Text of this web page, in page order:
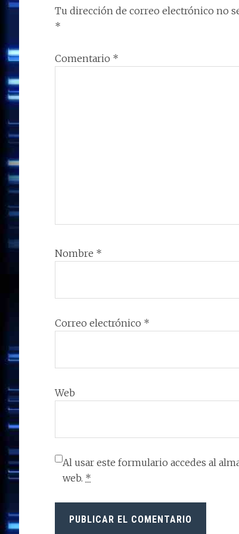
LECTORES
Tu dirección de correo electrónico no
*
Comentario *
Nombre *
Correo electrónico *
Web
Al usar este formulario accedes al
web. *